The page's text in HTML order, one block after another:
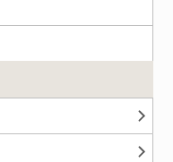
me ajudou